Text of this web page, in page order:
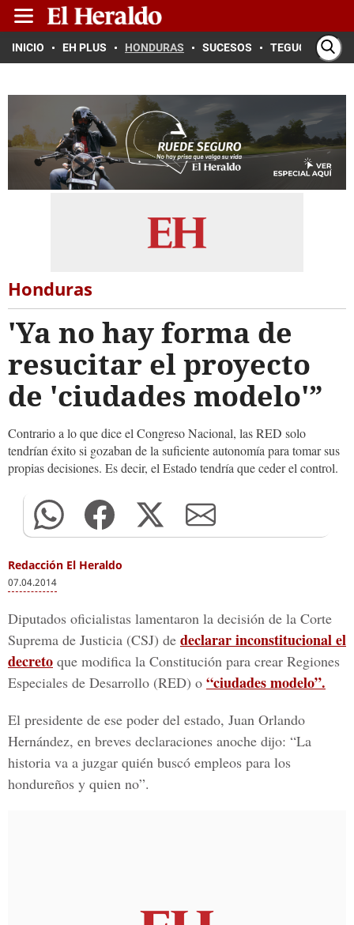
INICIO EH PLUS HONDURAS SUCESOS TEGUCIGALPA
Honduras
'Ya no hay forma de
resucitar el proyecto
de 'ciudades modelo'”
Contrario a lo que dice el Congreso Nacional, las RED solo
tendrían éxito si gozaban de la suficiente autonomía para tomar sus
propias decisiones. Es decir, el Estado tendría que ceder el control.
Redacción El Heraldo
07.04.2014
Diputados oficialistas lamentaron la decisión de la Corte
Suprema de Justicia (CSJ) de declarar inconstitucional el
decreto que modifica la Constitución para crear Regiones
Especiales de Desarrollo (RED) o “ciudades modelo”.
El presidente de ese poder del estado, Juan Orlando
Hernández, en breves declaraciones anoche dijo: “La
historia va a juzgar quién buscó empleos para los
hondureños y quien no”.